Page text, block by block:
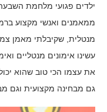
ילדים פגועי מלחמת השבעה
ממאמנים ואנשי מקצוע
מנטלית, שקיבלתי מאמן
עשינו אימונים מנטליים
את עצמו הכי טוב שהוא
גם מבחינה מקצועית וגם